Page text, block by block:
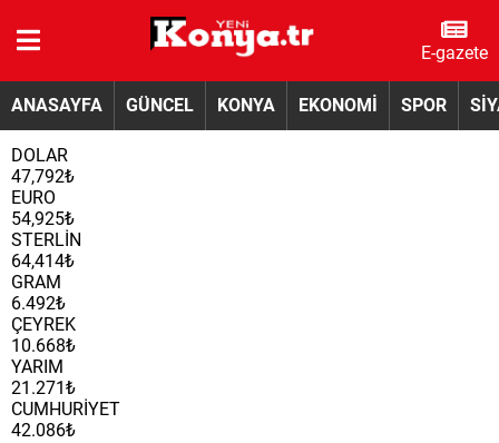
E-gazete
ANASAYFA GÜNCEL KONYA EKONOMİ SPOR
DOLAR
47,792₺
EURO
54,925₺
STERLİN
64,414₺
GRAM
6.492₺
ÇEYREK
10.668₺
YARIM
21.271₺
CUMHURİYET
42.086₺